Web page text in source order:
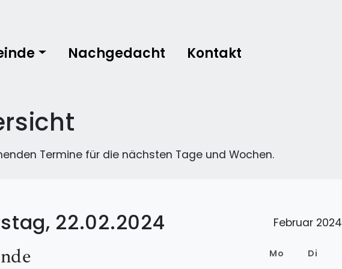
Nachgedacht Kontakt
Termine für die nächsten Tage und Wochen.
22.02.2024 Februar 2024
Mo Di